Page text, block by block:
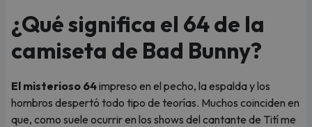
¿Qué significa el 64 de la
camiseta de Bad Bunny?
El misterioso 64impreso en el pecho, la espalda y los
hombros despertó todo tipo de teorías. Muchos coinciden en
que, como suele ocurrir en los shows del cantante de Tití me